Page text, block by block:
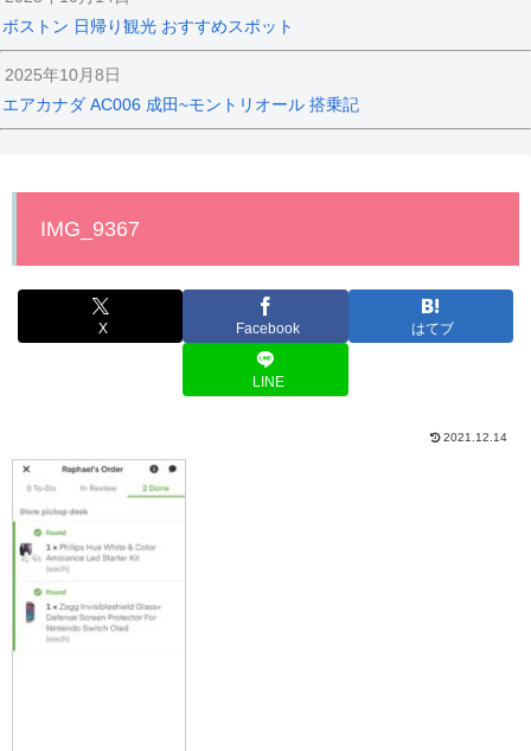
ボストン 日帰り観光 おすすめスポット
2025年10月8日
エアカナダ AC006 成田~モントリオール 搭乗記
IMG_9367
X Facebook はてブ
LINE
2021.12.14